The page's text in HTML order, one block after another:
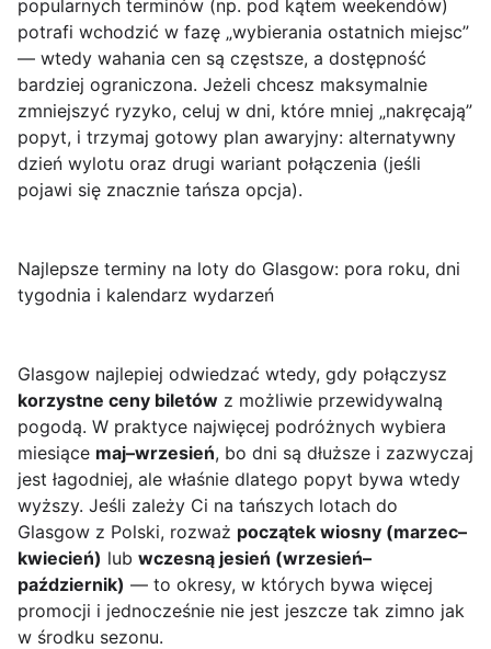
popularnych terminów (np. pod kątem weekendów)
potrafi wchodzić w fazę „wybierania ostatnich miejsc”
— wtedy wahania cen są częstsze, a dostępność
bardziej ograniczona. Jeżeli chcesz maksymalnie
zmniejszyć ryzyko, celuj w dni, które mniej „nakręcają”
popyt, i trzymaj gotowy plan awaryjny: alternatywny
dzień wylotu oraz drugi wariant połączenia (jeśli
pojawi się znacznie tańsza opcja).
Najlepsze terminy na loty do Glasgow: pora roku, dni
tygodnia i kalendarz wydarzeń
Glasgow najlepiej odwiedzać wtedy, gdy połączysz
korzystne ceny biletów z możliwie przewidywalną
pogodą. W praktyce najwięcej podróżnych wybiera
miesiące maj–wrzesień, bo dni są dłuższe i zazwyczaj
jest łagodniej, ale właśnie dlatego popyt bywa wtedy
wyższy. Jeśli zależy Ci na tańszych lotach do
Glasgow z Polski, rozważ początek wiosny (marzec–
kwiecień) lub wczesną jesień (wrzesień–
październik) — to okresy, w których bywa więcej
promocji i jednocześnie nie jest jeszcze tak zimno jak
w środku sezonu.